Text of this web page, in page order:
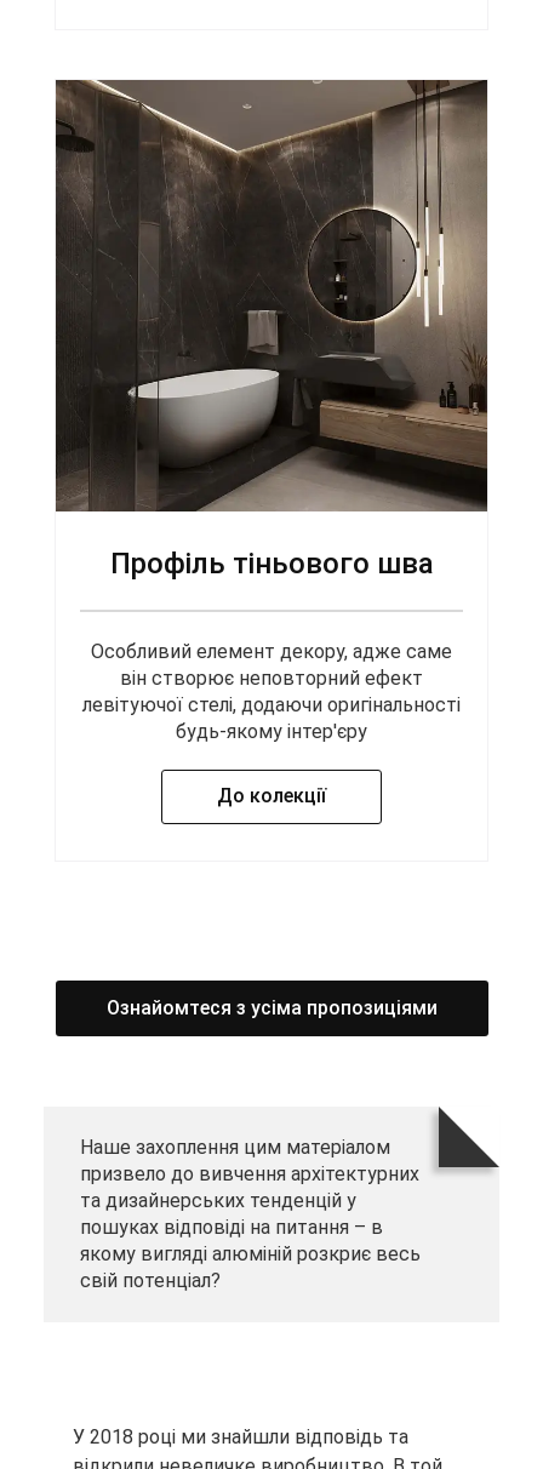
Профіль тіньового шва
Особливий елемент декору, адже саме
він створює неповторний ефект
левітуючої стелі, додаючи оригінальності
будь-якому інтер'єру
До колекції
Ознайомтеся з усіма пропозиціями
Наше захоплення цим матеріалом
призвело до вивчення архітектурних
та дизайнерських тенденцій у
пошуках відповіді на питання – в
якому вигляді алюміній розкриє весь
свій потенціал?
У 2018 році ми знайшли відповідь та